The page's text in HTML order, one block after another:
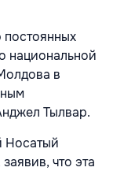
постоянных
национальной
в
Тылвар.
Носатый
что эта